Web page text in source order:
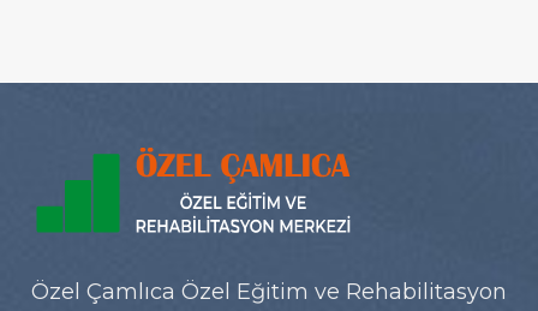
Özel Çamlıca Özel Eğitim ve Rehabilitasyon